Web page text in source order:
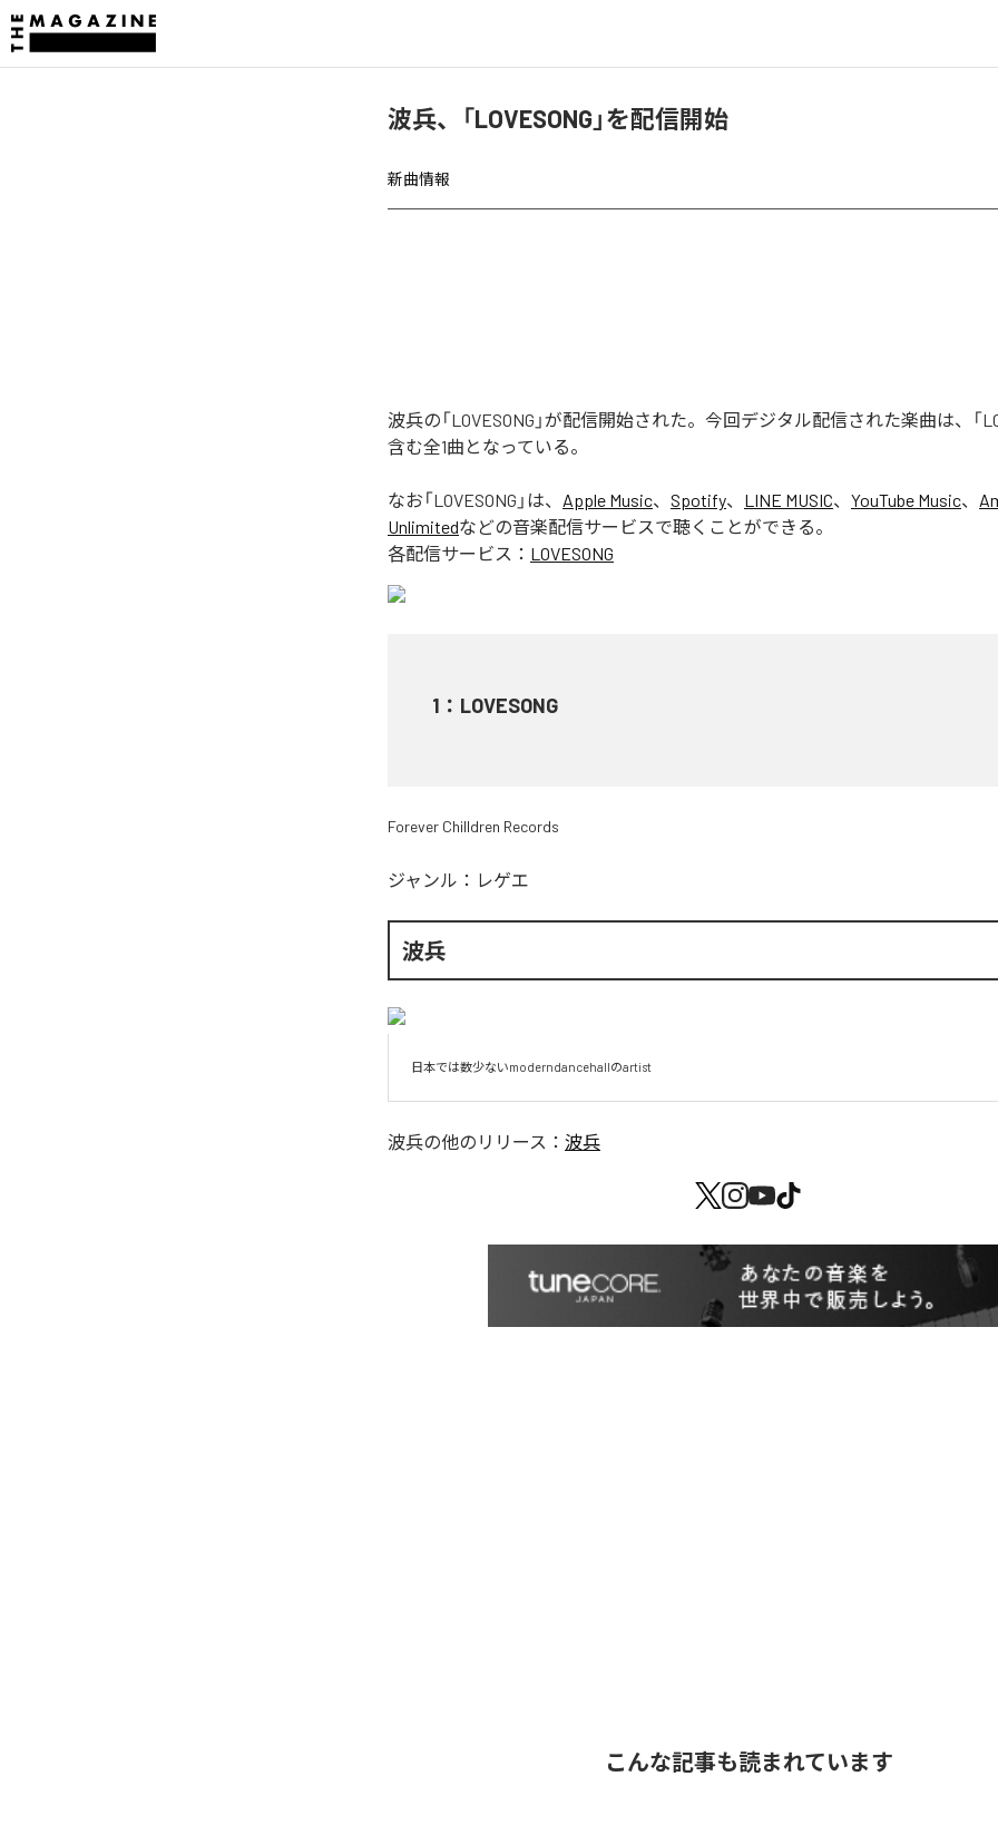
波兵、「LOVESONG」を配信開始
新曲情報
波兵の「LOVESONG」が配信開始された。今回デジタル配信された楽曲は、「
含む全1曲となっている。
なお「LOVESONG 」は、 Apple Music、 Spotify、 LINE MUSIC、 YouTube Music、
Unlimitedなどの音楽配信サービスで聴くことができる。
各配信サービス： LOVESONG
1 ： LOVESONG
Forever Chilldren Records
ジャンル： レゲエ
波兵
日本では数少ないmoderndancehallのartist
波兵の他のリリース： 波兵
こんな記事も読まれています